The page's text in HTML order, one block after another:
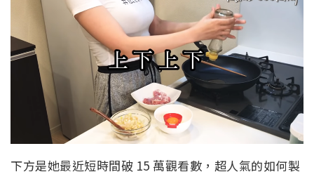
下方是她最近短時間破 15 萬觀看數，超人氣的如何製